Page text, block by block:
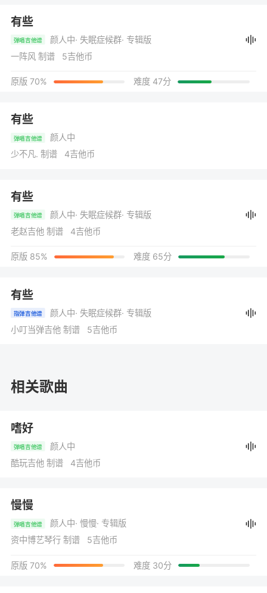
有些
弹唱吉他谱 颜人中· 失眠症候群· 专辑版
一阵风 制谱 5吉他币
原版 70% 难度 47分
有些
弹唱吉他谱
颜人中
少不凡. 制谱 4吉他币
有些
弹唱吉他谱 颜人中· 失眠症候群· 专辑版
老赵吉他 制谱 4吉他币
原版 85% 难度 65分
有些
指弹吉他谱 颜人中· 失眠症候群· 专辑版
小叮当弹吉他 制谱 5吉他币
相关歌曲
嗜好
弹唱吉他谱
颜人中
酷玩吉他 制谱 4吉他币
慢慢
弹唱吉他谱 颜人中· 慢慢· 专辑版
资中博艺琴行 制谱 5吉他币
原版 70% 难度 30分